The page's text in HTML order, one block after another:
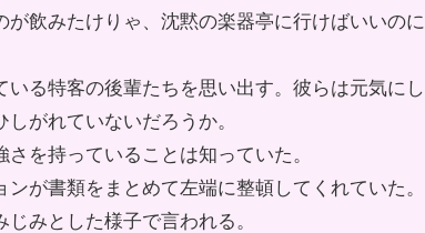
が飲みたけりゃ、沈黙の楽器亭に行けばいいのに
る特客の後輩たちを思い出す。彼らは元気にし
がれていないだろうか。
を持っていることは知っていた。
が書類をまとめて左端に整頓してくれていた。
みとした様子で言われる。